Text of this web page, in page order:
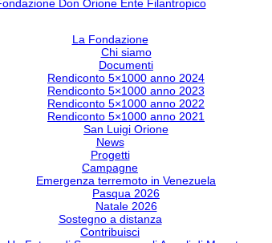
La Fondazione
Chi siamo
Documenti
Rendiconto 5×1000 anno 2024
Rendiconto 5×1000 anno 2023
Rendiconto 5×1000 anno 2022
Rendiconto 5×1000 anno 2021
San Luigi Orione
News
Progetti
Campagne
Emergenza terremoto in Venezuela
Pasqua 2026
Natale 2026
Sostegno a distanza
Contribuisci